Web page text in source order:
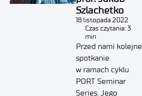
Szlachetko
18 listopada 2022
Czas czytania: 3
min
Przed nami kolejne
spotkanie
w ramach cyklu
PORT Seminar
Series. Jego